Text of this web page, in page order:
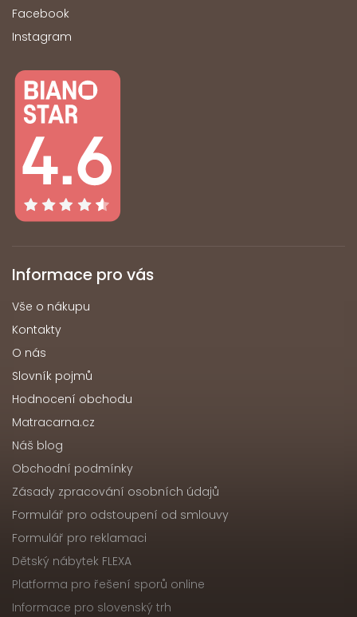
Facebook
Instagram
Informace pro vás
Vše o nákupu
Kontakty
O nás
Slovník pojmů
Hodnocení obchodu
Matracarna.cz
Náš blog
Obchodní podmínky
Zásady zpracování osobních údajů
Formulář pro odstoupení od smlouvy
Formulář pro reklamaci
Dětský nábytek FLEXA
Platforma pro řešení sporů online
Informace pro slovenský trh